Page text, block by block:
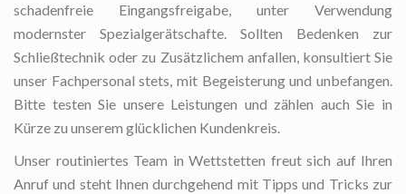
schadenfreie Eingangsfreigabe, unter Verwendung
modernster Spezialgerätschafte. Sollten Bedenken zur
Schließtechnik oder zu Zusätzlichem anfallen, konsultiert Sie
unser Fachpersonal stets, mit Begeisterung und unbefangen.
Bitte testen Sie unsere Leistungen und zählen auch Sie in
Kürze zu unserem glücklichen Kundenkreis.
Unser routiniertes Team in Wettstetten freut sich auf Ihren
Anruf und steht Ihnen durchgehend mit Tipps und Tricks zur